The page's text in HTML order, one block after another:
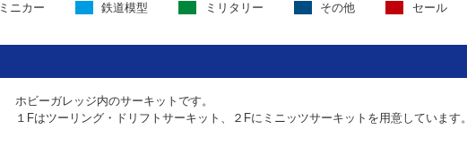
ミニカー 鉄道模型 ミリタリー その他 セール
ホビーガレッジ内のサーキットです。
１Fはツーリング・ドリフトサーキット、２Fにミニッツサーキットを用意しています。